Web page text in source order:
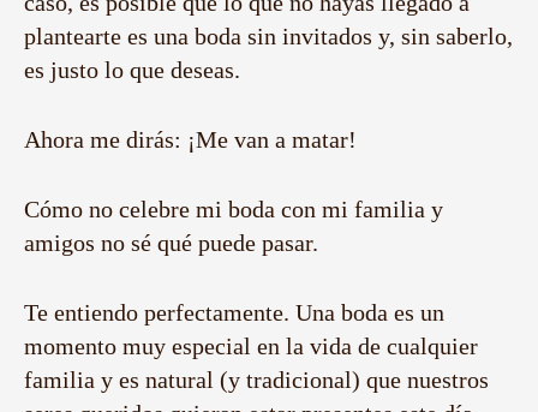
plantearte es una boda sin invitados y, sin saberlo,
es justo lo que deseas.
Ahora me dirás: ¡Me van a matar!
Cómo no celebre mi boda con mi familia y
amigos no sé qué puede pasar.
Te entiendo perfectamente. Una boda es un
momento muy especial en la vida de cualquier
familia y es natural (y tradicional) que nuestros